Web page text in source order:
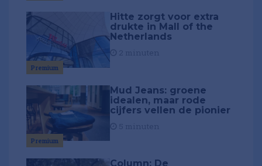
Premium
Hitte zorgt voor extra
drukte in Mall of the
Netherlands
Premium
Mud Jeans: groene
idealen, maar rode
cijfers vellen de pionier
Column: De